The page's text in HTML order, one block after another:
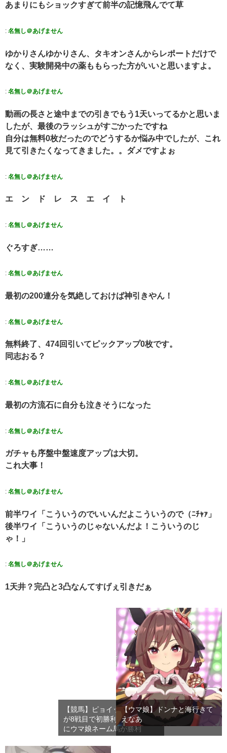
あまりにもショックすぎて前半の記憶飛んでて草
: 名無し＠あげません
ゆかりさんゆかりさん、タキオンさんからレポートだけで
なく、実験開発中の薬ももらった方がいいと思いますよ。
: 名無し＠あげません
動画の長さと途中までの引きでもう1天いってるかと思いま
したが、最後のラッシュがすごかったですね
自分は無料0枚だったのでどうするか悩み中でしたが、これ
見て引きたくなってきました。。ダメですよぉ
: 名無し＠あげません
エ ン ド レ ス エ イ ト
: 名無し＠あげません
ぐろすぎ……
: 名無し＠あげません
最初の200連分を気絶しておけば神引きやん！
: 名無し＠あげません
無料終了、474回引いてピックアップ0枚です。
同志おる？
: 名無し＠あげません
最初の方流石に自分も泣きそうになった
: 名無し＠あげません
ガチャも序盤中盤速度アップは大切。
これ大事！
: 名無し＠あげません
前半ワイ「こういうのでいいんだよこういうので（ﾆﾁｬｧ」
後半ワイ「こういうのじゃないんだよ！こういうのじ
ゃ！」
: 名無し＠あげません
1天井？完凸と3凸なんてすげぇ引きだぁ
【競馬】ピョイットハレルヤ
が8戦目で初勝利！久しぶり
にウマ娘ネーム馬が勝利
【ウマ娘】ドンナと海行きて
えなあ